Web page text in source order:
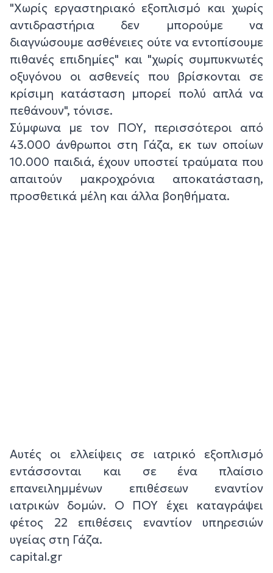
"Χωρίς εργαστηριακό εξοπλισμό και χωρίς
αντιδραστήρια δεν μπορούμε να
διαγνώσουμε ασθένειες ούτε να εντοπίσουμε
πιθανές επιδημίες" και "χωρίς συμπυκνωτές
οξυγόνου οι ασθενείς που βρίσκονται σε
κρίσιμη κατάσταση μπορεί πολύ απλά να
πεθάνουν", τόνισε.
Σύμφωνα με τον ΠΟΥ, περισσότεροι από
43.000 άνθρωποι στη Γάζα, εκ των οποίων
10.000 παιδιά, έχουν υποστεί τραύματα που
απαιτούν μακροχρόνια αποκατάσταση,
προσθετικά μέλη και άλλα βοηθήματα.
Αυτές οι ελλείψεις σε ιατρικό εξοπλισμό
εντάσσονται και σε ένα πλαίσιο
επανειλημμένων επιθέσεων εναντίον
ιατρικών δομών. Ο ΠΟΥ έχει καταγράψει
φέτος 22 επιθέσεις εναντίον υπηρεσιών
υγείας στη Γάζα.
capital.gr